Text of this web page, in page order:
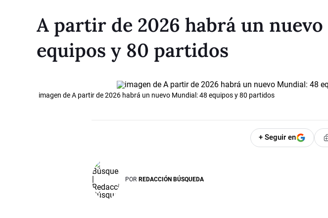
A partir de 2026 habrá un
equipos y 80 partidos
imagen de A partir de 2026 habrá un nuevo Mundial: 48 equipos y 80 partidos
+ Seguir en
POR REDACCIÓN BÚSQUEDA